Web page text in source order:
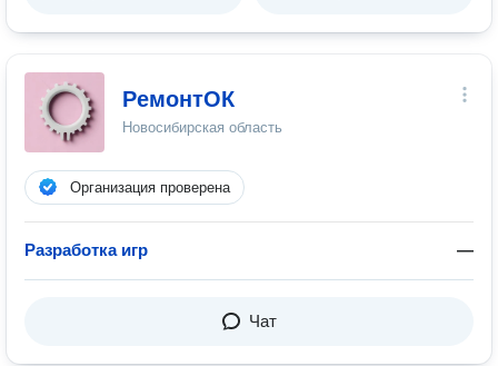
РемонтОК
Новосибирская область
Организация проверена
Разработка игр —
Чат